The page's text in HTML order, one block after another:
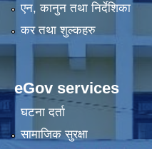
एन, कानुन तथा निर्देशिका
कर तथा शुल्कहरु
eGov services
घटना दर्ता
सामाजिक सुरक्षा